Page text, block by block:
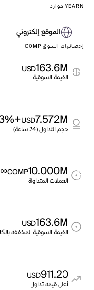
YEARN موارد
الموقع إلكتروني
إحصائيات السوق COMP
163.6M
USD
القيمة السوقية
7.572M
USD
+9.53%
حجم التداول (24 ساعة)
10.000M
COMP
∞
العملات المتداولة
163.6M
USD
القيمة السوقية المخففة
911.20
USD
أعلى قيمة تداول